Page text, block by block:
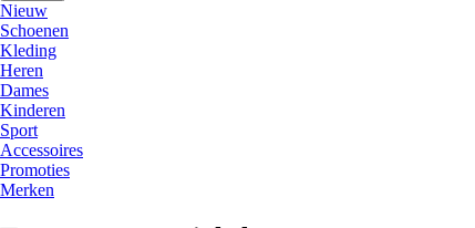
Nieuw
Schoenen
Kleding
Heren
Dames
Kinderen
Sport
Accessoires
Promoties
Merken